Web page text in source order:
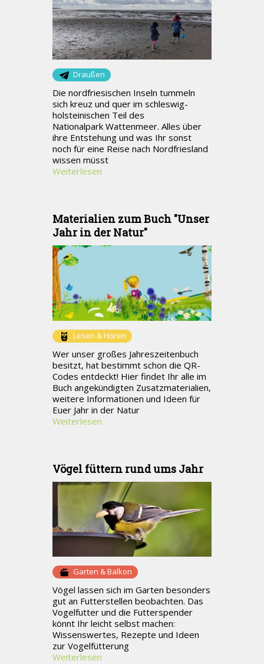
Draußen
Die nordfriesischen Inseln tummeln
sich kreuz und quer im schleswig-
holsteinischen Teil des
Nationalpark Wattenmeer. Alles über
ihre Entstehung und was Ihr sonst
noch für eine Reise nach Nordfriesland
wissen müsst
Weiterlesen
Materialien zum Buch "Unser
Jahr in der Natur"
Lesen & Hören
Wer unser großes Jahreszeitenbuch
besitzt, hat bestimmt schon die QR-
Codes entdeckt! Hier findet Ihr alle im
Buch angekündigten Zusatzmaterialien,
weitere Informationen und Ideen für
Euer Jahr in der Natur
Weiterlesen
Vögel füttern rund ums Jahr
Garten & Balkon
Vögel lassen sich im Garten besonders
gut an Futterstellen beobachten. Das
Vogelfutter und die Futterspender
könnt Ihr leicht selbst machen:
Wissenswertes, Rezepte und Ideen
zur Vogelfütterung
Weiterlesen